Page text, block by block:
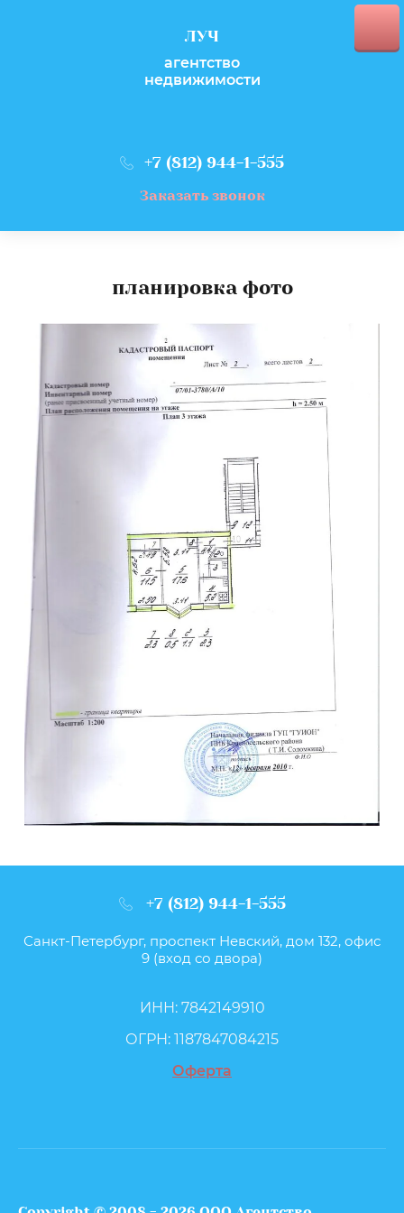
ЛУЧ
агентство
недвижимости
+7 (812) 944-1-555
Заказать звонок
планировка фото
+7 (812) 944-1-555
Санкт-Петербург, проспект Невский, дом 132, офис
9 (вход со двора)
ИНН: 7842149910
ОГРН: 1187847084215
Оферта